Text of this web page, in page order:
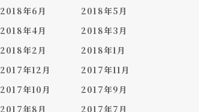
2018年6月
2018年5月
2018年4月
2018年3月
2018年2月
2018年1月
2017年12月
2017年11月
2017年10月
2017年9月
2017年8月
2017年7月